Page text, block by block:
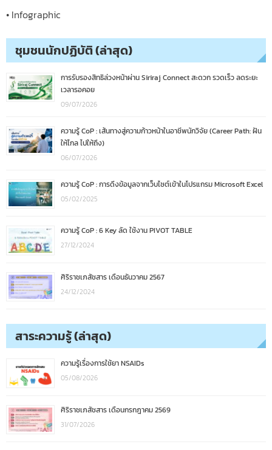
• Infographic
ชุมชนนักปฏิบัติ (ล่าสุด)
การรับรองสิทธิล่วงหน้าผ่าน Siriraj Connect สะดวก รวดเร็ว ลดระยะ
เวลารอคอย
09/07/2026
ความรู้ CoP : เส้นทางสู่ความก้าวหน้าในอาชีพนักวิจัย (Career Path: ฝัน
ให้ไกล ไปให้ถึง)
06/07/2026
ความรู้ CoP : การดึงข้อมูลจากเว็บไซต์เข้าในโปรแกรม Microsoft Excel
05/02/2025
ความรู้ CoP : 6 Key ลัด ใช้งาน PIVOT TABLE
27/12/2024
ศิริราชเภสัชสาร เดือนธันวาคม 2567
24/12/2024
สาระความรู้ (ล่าสุด)
ความรู้เรื่องการใช้ยา NSAIDs
05/08/2026
ศิริราชเภสัชสาร เดือนกรกฎาคม 2569
31/07/2026